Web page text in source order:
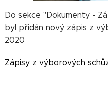
Do sekce "Dokumenty -
byl přidán nový zápis z
2020
Zápisy z výborových